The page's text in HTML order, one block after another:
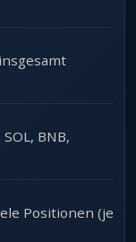
BNB,
Positionen (je